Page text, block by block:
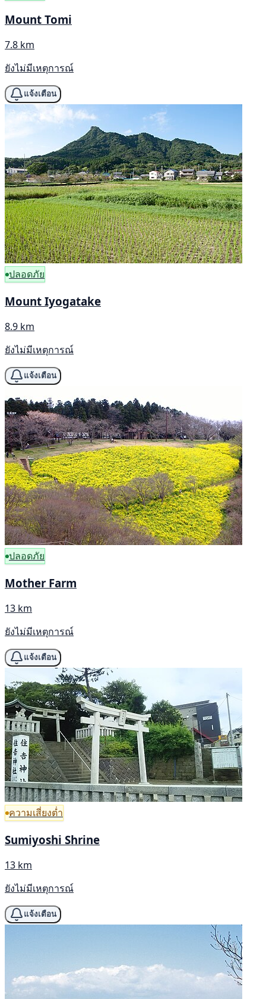
Mount Tomi
7.8 km
ยังไม่มีเหตุการณ์
แจ้งเตือน
ปลอดภัย
Mount Iyogatake
8.9 km
ยังไม่มีเหตุการณ์
แจ้งเตือน
ปลอดภัย
Mother Farm
13 km
ยังไม่มีเหตุการณ์
แจ้งเตือน
ความเสี่ยงต่ำ
Sumiyoshi Shrine
13 km
ยังไม่มีเหตุการณ์
แจ้งเตือน